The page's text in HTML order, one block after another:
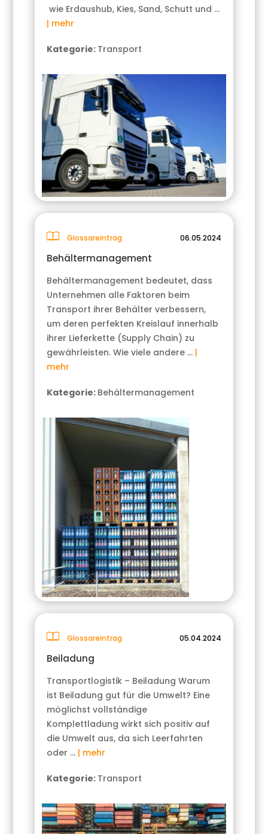
wie Erdaushub, Kies, Sand, Schutt und …
| mehr
Kategorie: Transport
Glossareintrag 06.05.2024
Behältermanagement
Behältermanagement bedeutet, dass
Unternehmen alle Faktoren beim
Transport ihrer Behälter verbessern,
um deren perfekten Kreislauf innerhalb
ihrer Lieferkette (Supply Chain) zu
gewährleisten. Wie viele andere … |
mehr
Kategorie: Behältermanagement
Glossareintrag 05.04.2024
Beiladung
Transportlogistik – Beiladung Warum
ist Beiladung gut für die Umwelt? Eine
möglichst vollständige
Komplettladung wirkt sich positiv auf
die Umwelt aus, da sich Leerfahrten
oder … | mehr
Kategorie: Transport